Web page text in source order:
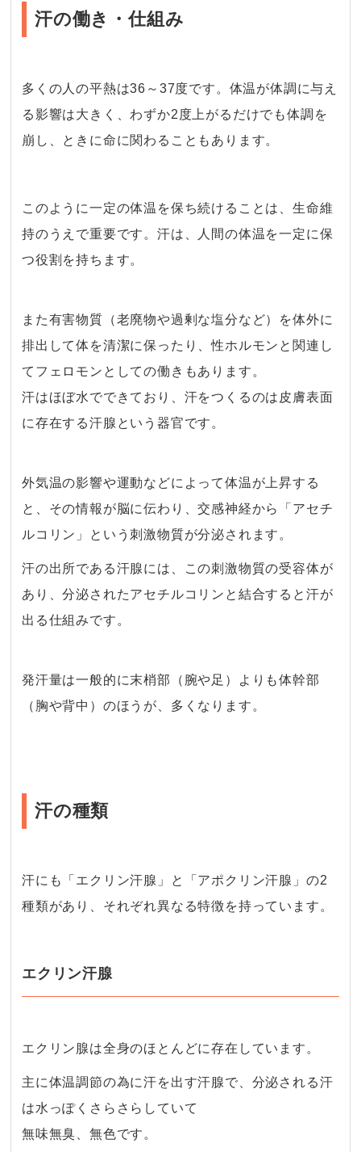
汗の働き・仕組み
多くの人の平熱は36～37度です。体温が体調に与え
る影響は大きく、わずか2度上がるだけでも体調を
崩し、ときに命に関わることもあります。
このように一定の体温を保ち続けることは、生命維
持のうえで重要です。汗は、人間の体温を一定に保
つ役割を持ちます。
また有害物質（老廃物や過剰な塩分など）を体外に
排出して体を清潔に保ったり、性ホルモンと関連し
てフェロモンとしての働きもあります。
汗はほぼ水でできており、汗をつくるのは皮膚表面
に存在する汗腺という器官です。
外気温の影響や運動などによって体温が上昇する
と、その情報が脳に伝わり、交感神経から「アセチ
ルコリン」という刺激物質が分泌されます。
汗の出所である汗腺には、この刺激物質の受容体が
あり、分泌されたアセチルコリンと結合すると汗が
出る仕組みです。
発汗量は一般的に末梢部（腕や足）よりも体幹部
（胸や背中）のほうが、多くなります。
汗の種類
汗にも「エクリン汗腺」と「アポクリン汗腺」の2
種類があり、それぞれ異なる特徴を持っています。
エクリン汗腺
エクリン腺は全身のほとんどに存在しています。
主に体温調節の為に汗を出す汗腺で、分泌される汗
は水っぽくさらさらしていて
無味無臭、無色です。